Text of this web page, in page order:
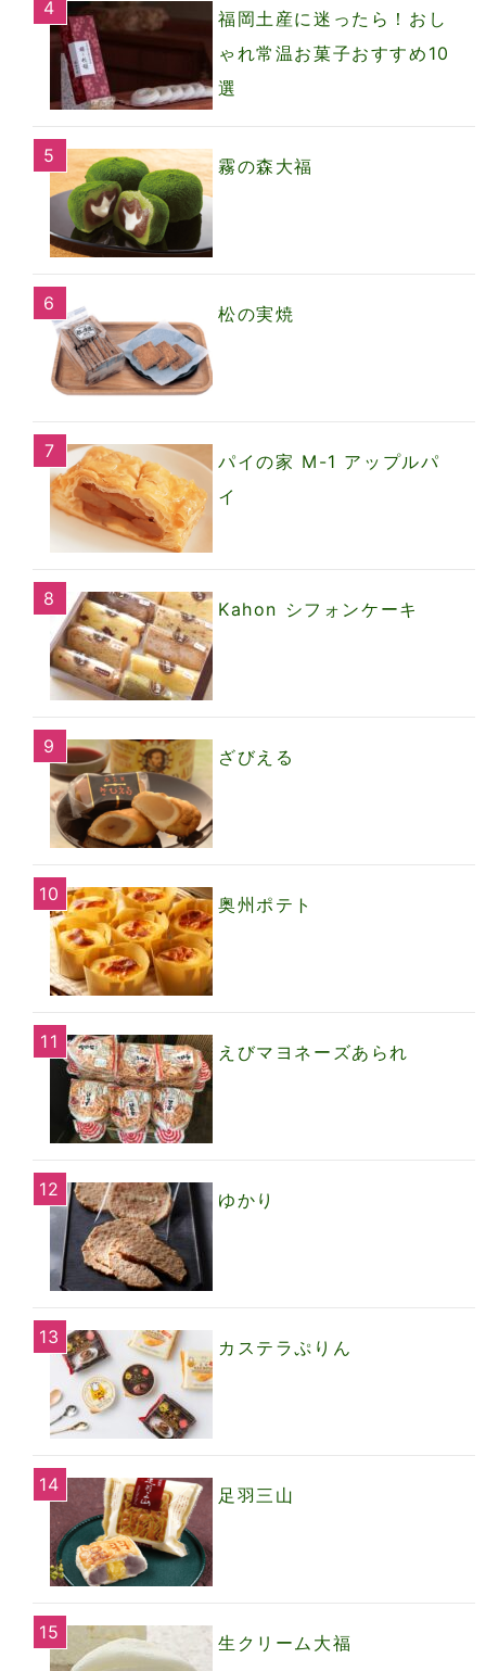
福岡土産に迷ったら！おし
ゃれ常温お菓子おすすめ10
選
霧の森大福
松の実焼
パイの家 M-1 アップルパ
イ
Kahon シフォンケーキ
ざびえる
奥州ポテト
えびマヨネーズあられ
ゆかり
カステラぷりん
足羽三山
生クリーム大福